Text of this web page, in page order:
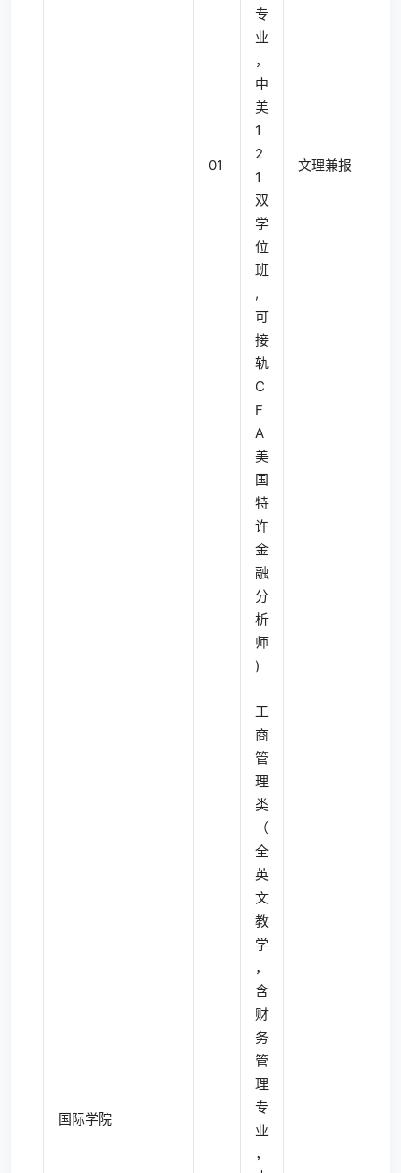
国际学院
01
专
业
，
中
美
1
2
1
双
学
位
班
,
可
接
轨
C
F
A
美
国
特
许
金
融
分
析
师
)
文理兼报
工
商
管
理
类
（
全
英
文
教
学
，
含
财
务
管
理
专
业
，